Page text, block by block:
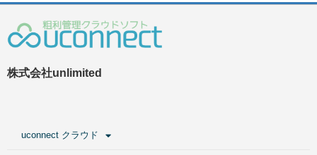
株式会社unlimited
uconnect クラウド